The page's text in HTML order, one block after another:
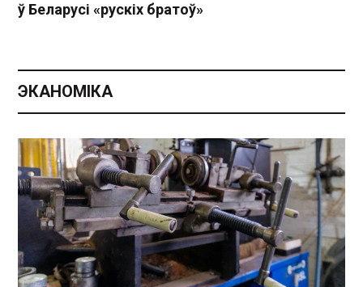
ў Беларусі «рускіх братоў»
ЭКАНОМІКА